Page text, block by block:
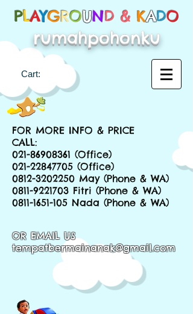
PLAYGROUND & KADO
rumahpohonku
Cart:
FOR MORE INFO & PRICE
CALL:
021-86908361 (Office)
021-22847705 (Office)
0812-3202250 May (Phone & WA)
0811-9221703 Fitri (Phone & WA)
0811-1651-105 Nada (Phone & WA)
OR EMAIL US
tempatbermainanak@gmail.com